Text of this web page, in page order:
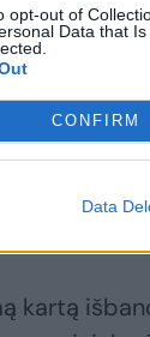
opt-out of
Data that
CONFIRM
Data
– 2012
koks tai
neleidžia
kartą